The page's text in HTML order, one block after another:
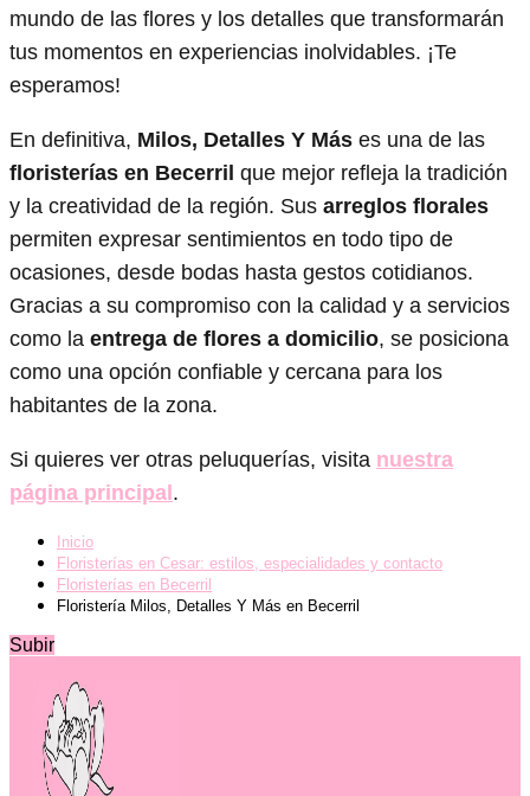
mundo de las flores y los detalles que transformarán
tus momentos en experiencias inolvidables. ¡Te
esperamos!
En definitiva, Milos, Detalles Y Más es una de las
floristerías en Becerril que mejor refleja la tradición
y la creatividad de la región. Sus arreglos florales
permiten expresar sentimientos en todo tipo de
ocasiones, desde bodas hasta gestos cotidianos.
Gracias a su compromiso con la calidad y a servicios
como la entrega de flores a domicilio, se posiciona
como una opción confiable y cercana para los
habitantes de la zona.
Si quieres ver otras peluquerías, visita nuestra
página principal.
Inicio
Floristerías en Cesar: estilos, especialidades y contacto
Floristerías en Becerril
Floristería Milos, Detalles Y Más en Becerril
Subir